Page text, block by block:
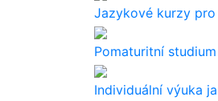
Jazykové kurzy
Pomaturitní studium
Individuální výuka